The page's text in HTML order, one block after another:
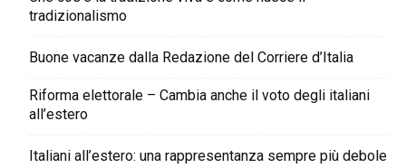
tradizionalismo
Buone vacanze dalla Redazione del Corriere d’Italia
Riforma elettorale – Cambia anche il voto degli italiani
all’estero
Italiani all’estero: una rappresentanza sempre più debole